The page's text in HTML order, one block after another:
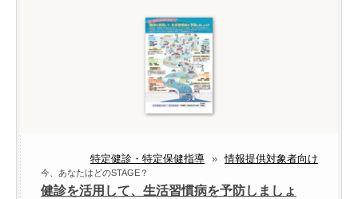
特定健診・特定保健指導 » 情報提供対象者向け
今、あなたはどのSTAGE？
健診を活用して、生活習慣病を予防しましょ